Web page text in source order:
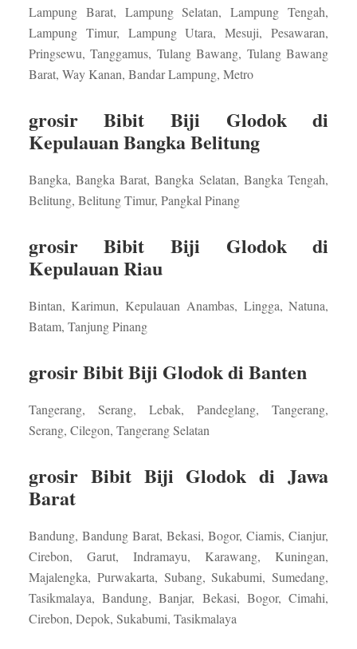
Lampung Barat, Lampung Selatan, Lampung Tengah,
Lampung Timur, Lampung Utara, Mesuji, Pesawaran,
Pringsewu, Tanggamus, Tulang Bawang, Tulang Bawang
Barat, Way Kanan, Bandar Lampung, Metro
grosir Bibit Biji Glodok di
Kepulauan Bangka Belitung
Bangka, Bangka Barat, Bangka Selatan, Bangka Tengah,
Belitung, Belitung Timur, Pangkal Pinang
grosir Bibit Biji Glodok di
Kepulauan Riau
Bintan, Karimun, Kepulauan Anambas, Lingga, Natuna,
Batam, Tanjung Pinang
grosir Bibit Biji Glodok di Banten
Tangerang, Serang, Lebak, Pandeglang, Tangerang,
Serang, Cilegon, Tangerang Selatan
grosir Bibit Biji Glodok di Jawa
Barat
Bandung, Bandung Barat, Bekasi, Bogor, Ciamis, Cianjur,
Cirebon, Garut, Indramayu, Karawang, Kuningan,
Majalengka, Purwakarta, Subang, Sukabumi, Sumedang,
Tasikmalaya, Bandung, Banjar, Bekasi, Bogor, Cimahi,
Cirebon, Depok, Sukabumi, Tasikmalaya